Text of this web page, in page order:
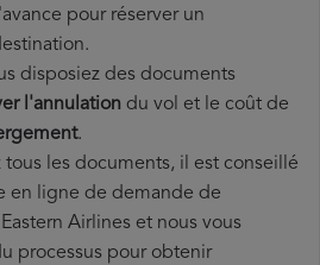
pour réserver un
disposiez des documents
l'annulation du vol et le coût de
.
tous les documents, il est conseillé
en ligne de demande de
Airlines et nous vous
processus pour obtenir